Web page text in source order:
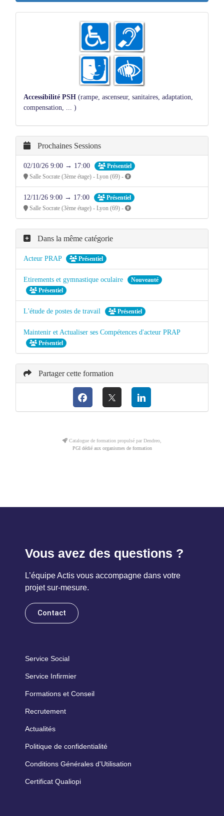
Accessibilité PSH (rampe, ascenseur, sanitaires, adaptation,
compensation, ... )
Prochaines Sessions
02/10/26 9:00 → 17:00
Présentiel
Salle Socrate (3ème étage) - Lyon (69) -
12/11/26 9:00 → 17:00
Présentiel
Salle Socrate (3ème étage) - Lyon (69) -
Dans la même catégorie
Acteur PRAP Présentiel
Etirements et gymnastique oculaire
Nouveauté
Présentiel
L'étude de postes de travail Présentiel
Maintenir et Actualiser ses Compétences d'acteur PRAP
Présentiel
Partager cette formation
Catalogue de formation propulsé par Dendreo,
PGI dédié aux organismes de formation
Service Social
Service Infirmier
Formations et Conseil
Recrutement
Actualités
Politique de confidentialité
Conditions Générales d'Utilisation
Certificat Qualiopi
Vous avez des questions ?
L’équipe Actis vous accompagne dans votre
projet sur-mesure.
Contact